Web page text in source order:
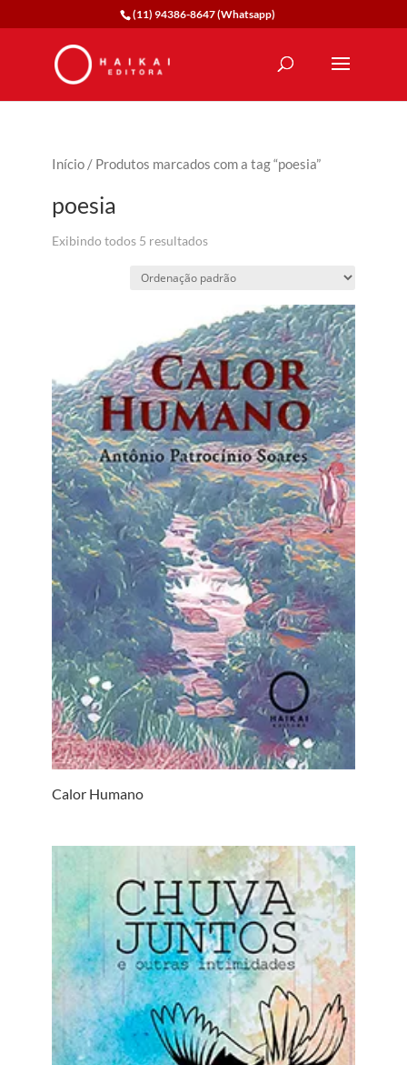
(11) 94386-8647 (Whatsapp)
Início/ Produtos marcados com a tag “poesia”
poesia
Exibindo todos 5 resultados
Calor Humano